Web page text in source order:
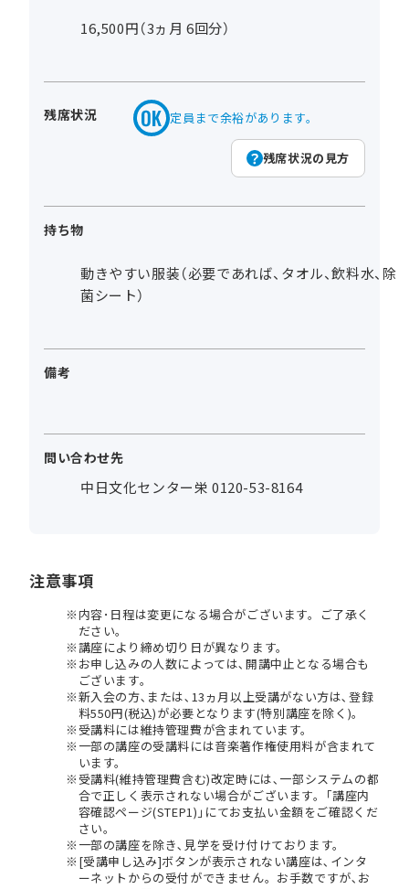
16,500円（3ヵ月 6回分）
残席状況 定員まで余裕があります。
残席状況の見方
持ち物
動きやすい服装（必要であれば、タオル、飲料水、除
菌シート）
備考
問い合わせ先
中日文化センター栄 0120-53-8164
注意事項
内容･日程は変更になる場合がございます。ご了承く
ださい。
講座により締め切り日が異なります。
お申し込みの人数によっては､開講中止となる場合も
ございます。
新入会の方､または､13ヵ月以上受講がない方は､登録
料550円(税込)が必要となります(特別講座を除く)。
受講料には維持管理費が含まれています。
一部の講座の受講料には音楽著作権使用料が含まれて
います。
受講料(維持管理費含む)改定時には､一部システムの都
合で正しく表示されない場合がございます。｢講座内
容確認ページ(STEP1)｣にてお支払い金額をご確認くだ
さい。
一部の講座を除き､見学を受け付けております。
[受講申し込み]ボタンが表示されない講座は､インタ
ーネットからの受付ができません。お手数ですが､お